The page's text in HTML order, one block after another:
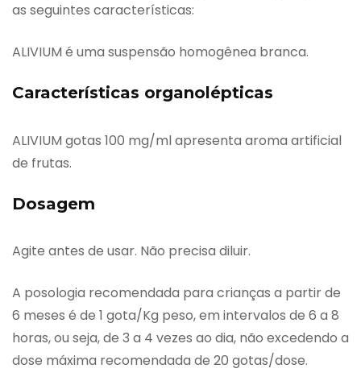
as seguintes características:
ALIVIUM é uma suspensão homogênea branca.
Características organolépticas
ALIVIUM gotas 100 mg/ml apresenta aroma artificial
de frutas.
Dosagem
Agite antes de usar. Não precisa diluir.
A posologia recomendada para crianças a partir de
6 meses é de 1 gota/Kg peso, em intervalos de 6 a 8
horas, ou seja, de 3 a 4 vezes ao dia, não excedendo a
dose máxima recomendada de 20 gotas/dose.